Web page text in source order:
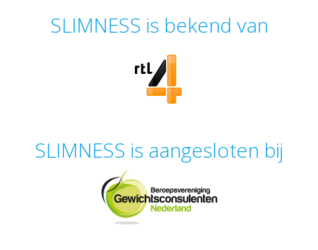
SLIMNESS is bekend van
SLIMNESS is aangesloten bij